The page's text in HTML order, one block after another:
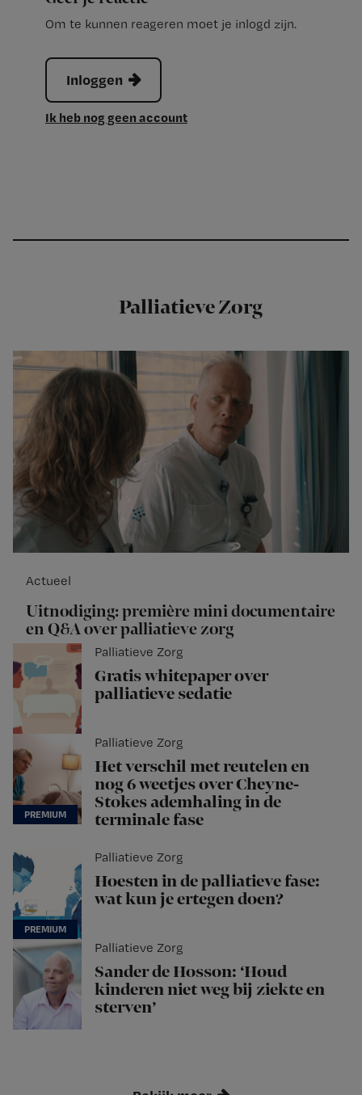
Om te kunnen reageren moet je inlogd zijn.
Inloggen
Ik heb nog geen account
Palliatieve Zorg
Actueel
Uitnodiging: première mini documentaire
en Q&A over palliatieve zorg
Palliatieve Zorg
Gratis whitepaper over
palliatieve sedatie
Palliatieve Zorg
Het verschil met reutelen en
nog 6 weetjes over Cheyne-
Stokes ademhaling in de
terminale fase
Palliatieve Zorg
Hoesten in de palliatieve fase:
wat kun je ertegen doen?
Palliatieve Zorg
Sander de Hosson: ‘Houd
kinderen niet weg bij ziekte en
sterven’